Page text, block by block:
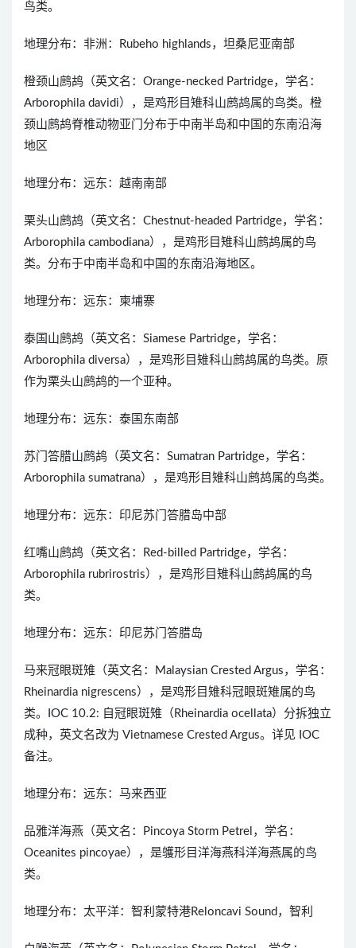
鸟类。
地理分布：非洲：Rubeho highlands，坦桑尼亚南部
橙颈山鹧鸪（英文名：Orange-necked Partridge，学名：
Arborophila davidi），是鸡形目雉科山鹧鸪属的鸟类。橙
颈山鹧鸪脊椎动物亚门分布于中南半岛和中国的东南沿海
地区
地理分布：远东：越南南部
栗头山鹧鸪（英文名：Chestnut-headed Partridge，学名：
Arborophila cambodiana），是鸡形目雉科山鹧鸪属的鸟
类。分布于中南半岛和中国的东南沿海地区。
地理分布：远东：柬埔寨
泰国山鹧鸪（英文名：Siamese Partridge，学名：
Arborophila diversa），是鸡形目雉科山鹧鸪属的鸟类。原
作为栗头山鹧鸪的一个亚种。
地理分布：远东：泰国东南部
苏门答腊山鹧鸪（英文名：Sumatran Partridge，学名：
Arborophila sumatrana），是鸡形目雉科山鹧鸪属的鸟类。
地理分布：远东：印尼苏门答腊岛中部
红嘴山鹧鸪（英文名：Red-billed Partridge，学名：
Arborophila rubrirostris），是鸡形目雉科山鹧鸪属的鸟
类。
地理分布：远东：印尼苏门答腊岛
马来冠眼斑雉（英文名：Malaysian Crested Argus，学名：
Rheinardia nigrescens），是鸡形目雉科冠眼斑雉属的鸟
类。IOC 10.2: 自冠眼斑雉（Rheinardia ocellata）分拆独立
成种，英文名改为 Vietnamese Crested Argus。详见 IOC
备注。
地理分布：远东：马来西亚
品雅洋海燕（英文名：Pincoya Storm Petrel，学名：
Oceanites pincoyae），是鹱形目洋海燕科洋海燕属的鸟
类。
地理分布：太平洋：智利蒙特港Reloncavi Sound，智利